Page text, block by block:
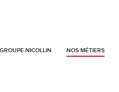
GROUPE NICOLLIN NOS MÉTIERS